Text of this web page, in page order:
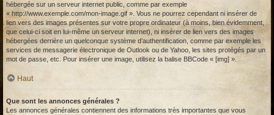
hébergée sur un serveur internet public, comme par exemple
« http://www.exemple.com/mon-image.gif ». Vous ne pourrez cependant ni insérer de
lien vers des images présentes sur votre propre ordinateur (à moins, bien évidemment,
que celui-ci soit en lui-même un serveur internet), ni insérer de lien vers des images
hébergées derrière un quelconque système d’authentification, comme par exemple les
services de messagerie électronique de Outlook ou de Yahoo, les sites protégés par un
mot de passe, etc. Pour insérer une image, utilisez la balise BBCode « [img] ».
Haut
Que sont les annonces générales ?
Les annonces générales contiennent des informations très importantes que vous